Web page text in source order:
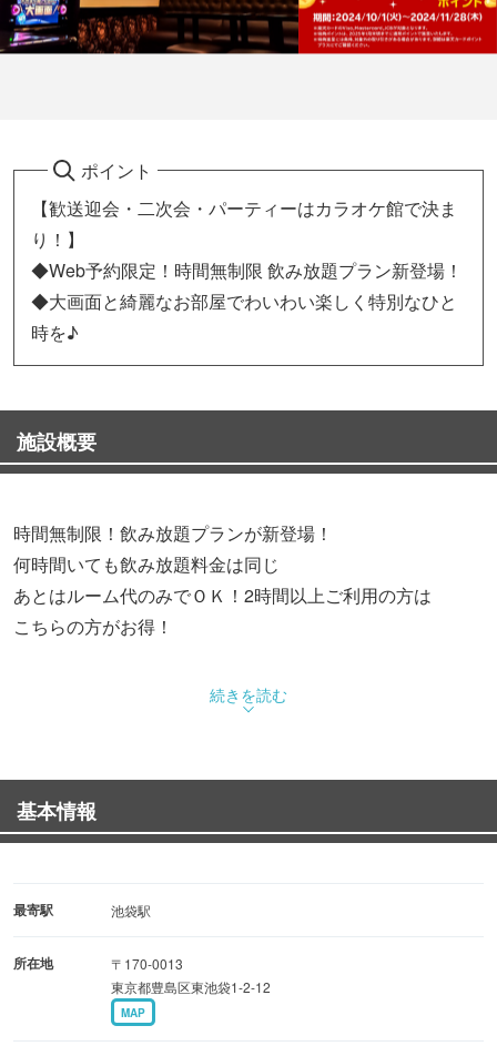
ポイント
【歓送迎会・二次会・パーティーはカラオケ館で決ま
り！】
◆Web予約限定！時間無制限 飲み放題プラン新登場！
◆大画面と綺麗なお部屋でわいわい楽しく特別なひと
時を♪
施設概要
時間無制限！飲み放題プランが新登場！
何時間いても飲み放題料金は同じ
あとはルーム代のみでＯＫ！2時間以上ご利用の方は
こちらの方がお得！
全席完全個室でご宴会・2次会・3次会・貸切宴会ご利用頂
大好評のデュアルプロジェクタールームで大迫力の音と映
像を体感でき
ゆったりとくつろげるワンランク上の「ファーストクラス
設備が充実
種類豊富なドリンク・フードメニューもご用意
ブルーレイ/DVD再生対応で無料WiFiも完備
続きを読む
基本情報
最寄駅 池袋駅
所在地
〒170-0013
東京都豊島区東池袋1-2-12
MAP